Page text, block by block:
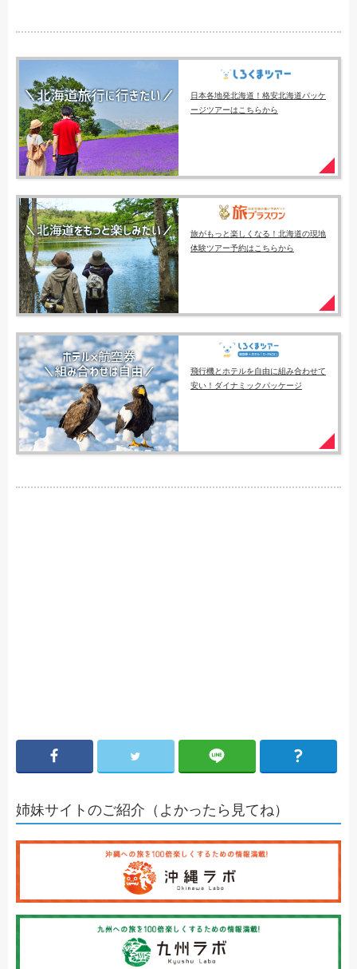
日本各地発北海道！格安北海道パッケ
ージツアーはこちらから
旅がもっと楽しくなる！北海道の現地
体験ツアー予約はこちらから
飛行機とホテルを自由に組み合わせて
安い！ダイナミックパッケージ
姉妹サイトのご紹介（よかったら見てね）